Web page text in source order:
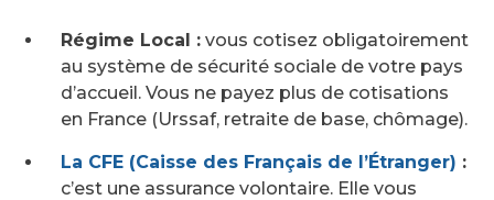
Régime Local : vous cotisez obligatoirement
au système de sécurité sociale de votre pays
d’accueil. Vous ne payez plus de cotisations
en France (Urssaf, retraite de base, chômage).
La CFE (Caisse des Français de l’Étranger) :
c’est une assurance volontaire. Elle vous